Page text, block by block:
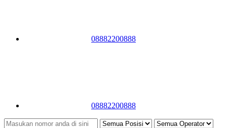
08882200888
08882200888